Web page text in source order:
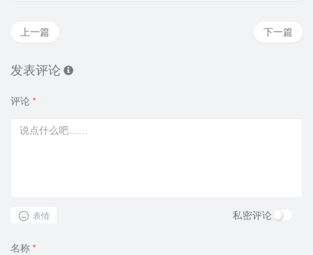
下一篇
上一篇
发表评论
评论 *
表情 私密评论
名称 *